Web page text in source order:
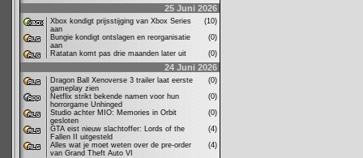
25 Juni 2026
Xbox kondigt prijsstijging van Xbox Series
aan
(10)
Bungie kondigt ontslagen en reorganisatie
aan
(0)
Ratatan komt pas drie maanden later uit
(0)
24 Juni 2026
Dragon Ball Xenoverse 3 trailer laat eerste
gameplay zien
(0)
Netflix strikt bekende namen voor hun
horrorgame Unhinged
(0)
Studio achter MIO: Memories in Orbit
gesloten
(0)
GTA eist nieuw slachtoffer: Lords of the
Fallen II uitgesteld
(4)
Alles wat je moet weten over de pre-order
van Grand Theft Auto VI
(4)